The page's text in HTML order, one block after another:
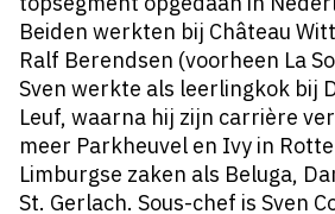
Beiden werkten bij Château
Ralf Berendsen (voorheen La
Sven werkte als leerlingkok bij
Leuf, waarna hij zijn carrière
meer Parkheuvel en Ivy in
Limburgse zaken als Beluga,
St. Gerlach. Sous-chef is Sven